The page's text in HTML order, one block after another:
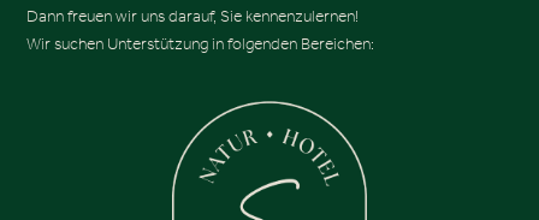
Dann freuen wir uns darauf, Sie kennenzulernen!
Wir suchen Unterstützung in folgenden Bereichen: